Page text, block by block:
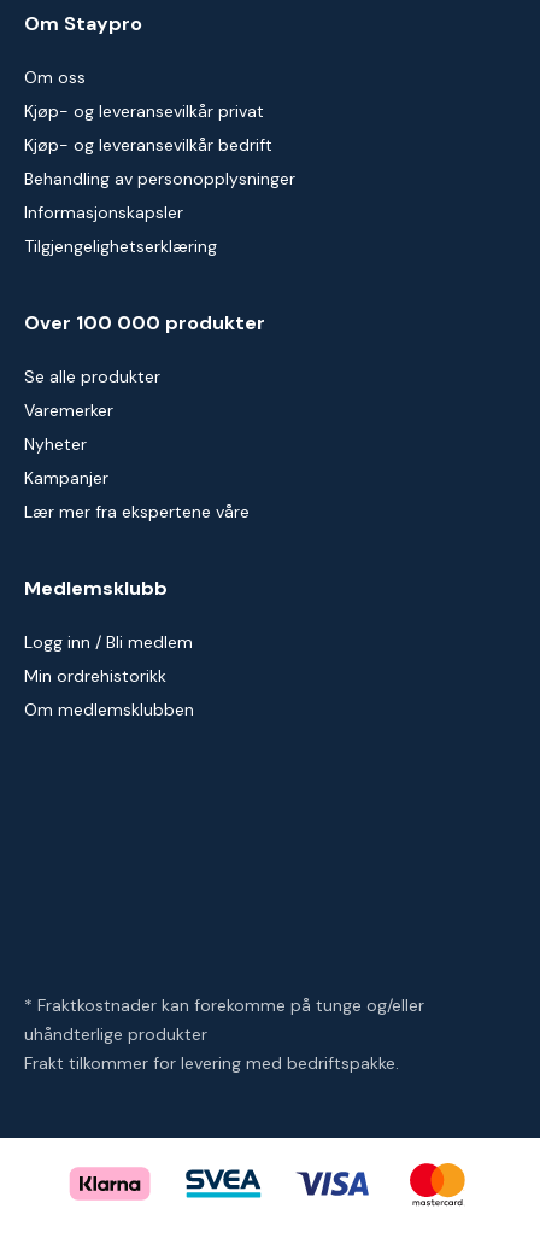
Om Staypro
Om oss
Kjøp- og leveransevilkår privat
Kjøp- og leveransevilkår bedrift
Behandling av personopplysninger
Informasjonskapsler
Tilgjengelighetserklæring
Over 100 000 produkter
Se alle produkter
Varemerker
Nyheter
Kampanjer
Lær mer fra ekspertene våre
Medlemsklubb
Logg inn / Bli medlem
Min ordrehistorikk
Om medlemsklubben
* Fraktkostnader kan forekomme på tunge og/eller
uhåndterlige produkter
Frakt tilkommer for levering med bedriftspakke.